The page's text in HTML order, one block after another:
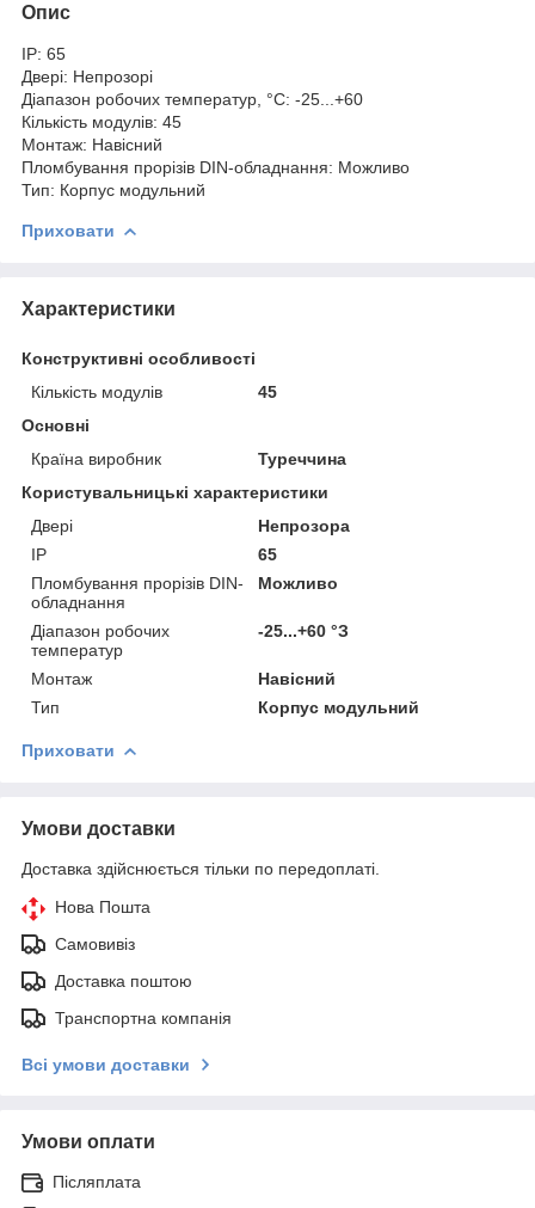
Опис
IP: 65
Двері: Непрозорі
Діапазон робочих температур, °C: -25...+60
Кількість модулів: 45
Монтаж: Навісний
Пломбування прорізів DIN-обладнання: Можливо
Тип: Корпус модульний
Приховати
Характеристики
Конструктивні особливості
Кількість модулів
45
Основні
Країна виробник
Туреччина
Користувальницькі характеристики
Двері
Непрозора
IP
65
Пломбування прорізів DIN-
обладнання
Можливо
Діапазон робочих
температур
-25...+60 °З
Монтаж
Навісний
Тип
Корпус модульний
Приховати
Умови доставки
Доставка здійснюється тільки по передоплаті.
Нова Пошта
Самовивіз
Доставка поштою
Транспортна компанія
Всі умови доставки
Умови оплати
Післяплата